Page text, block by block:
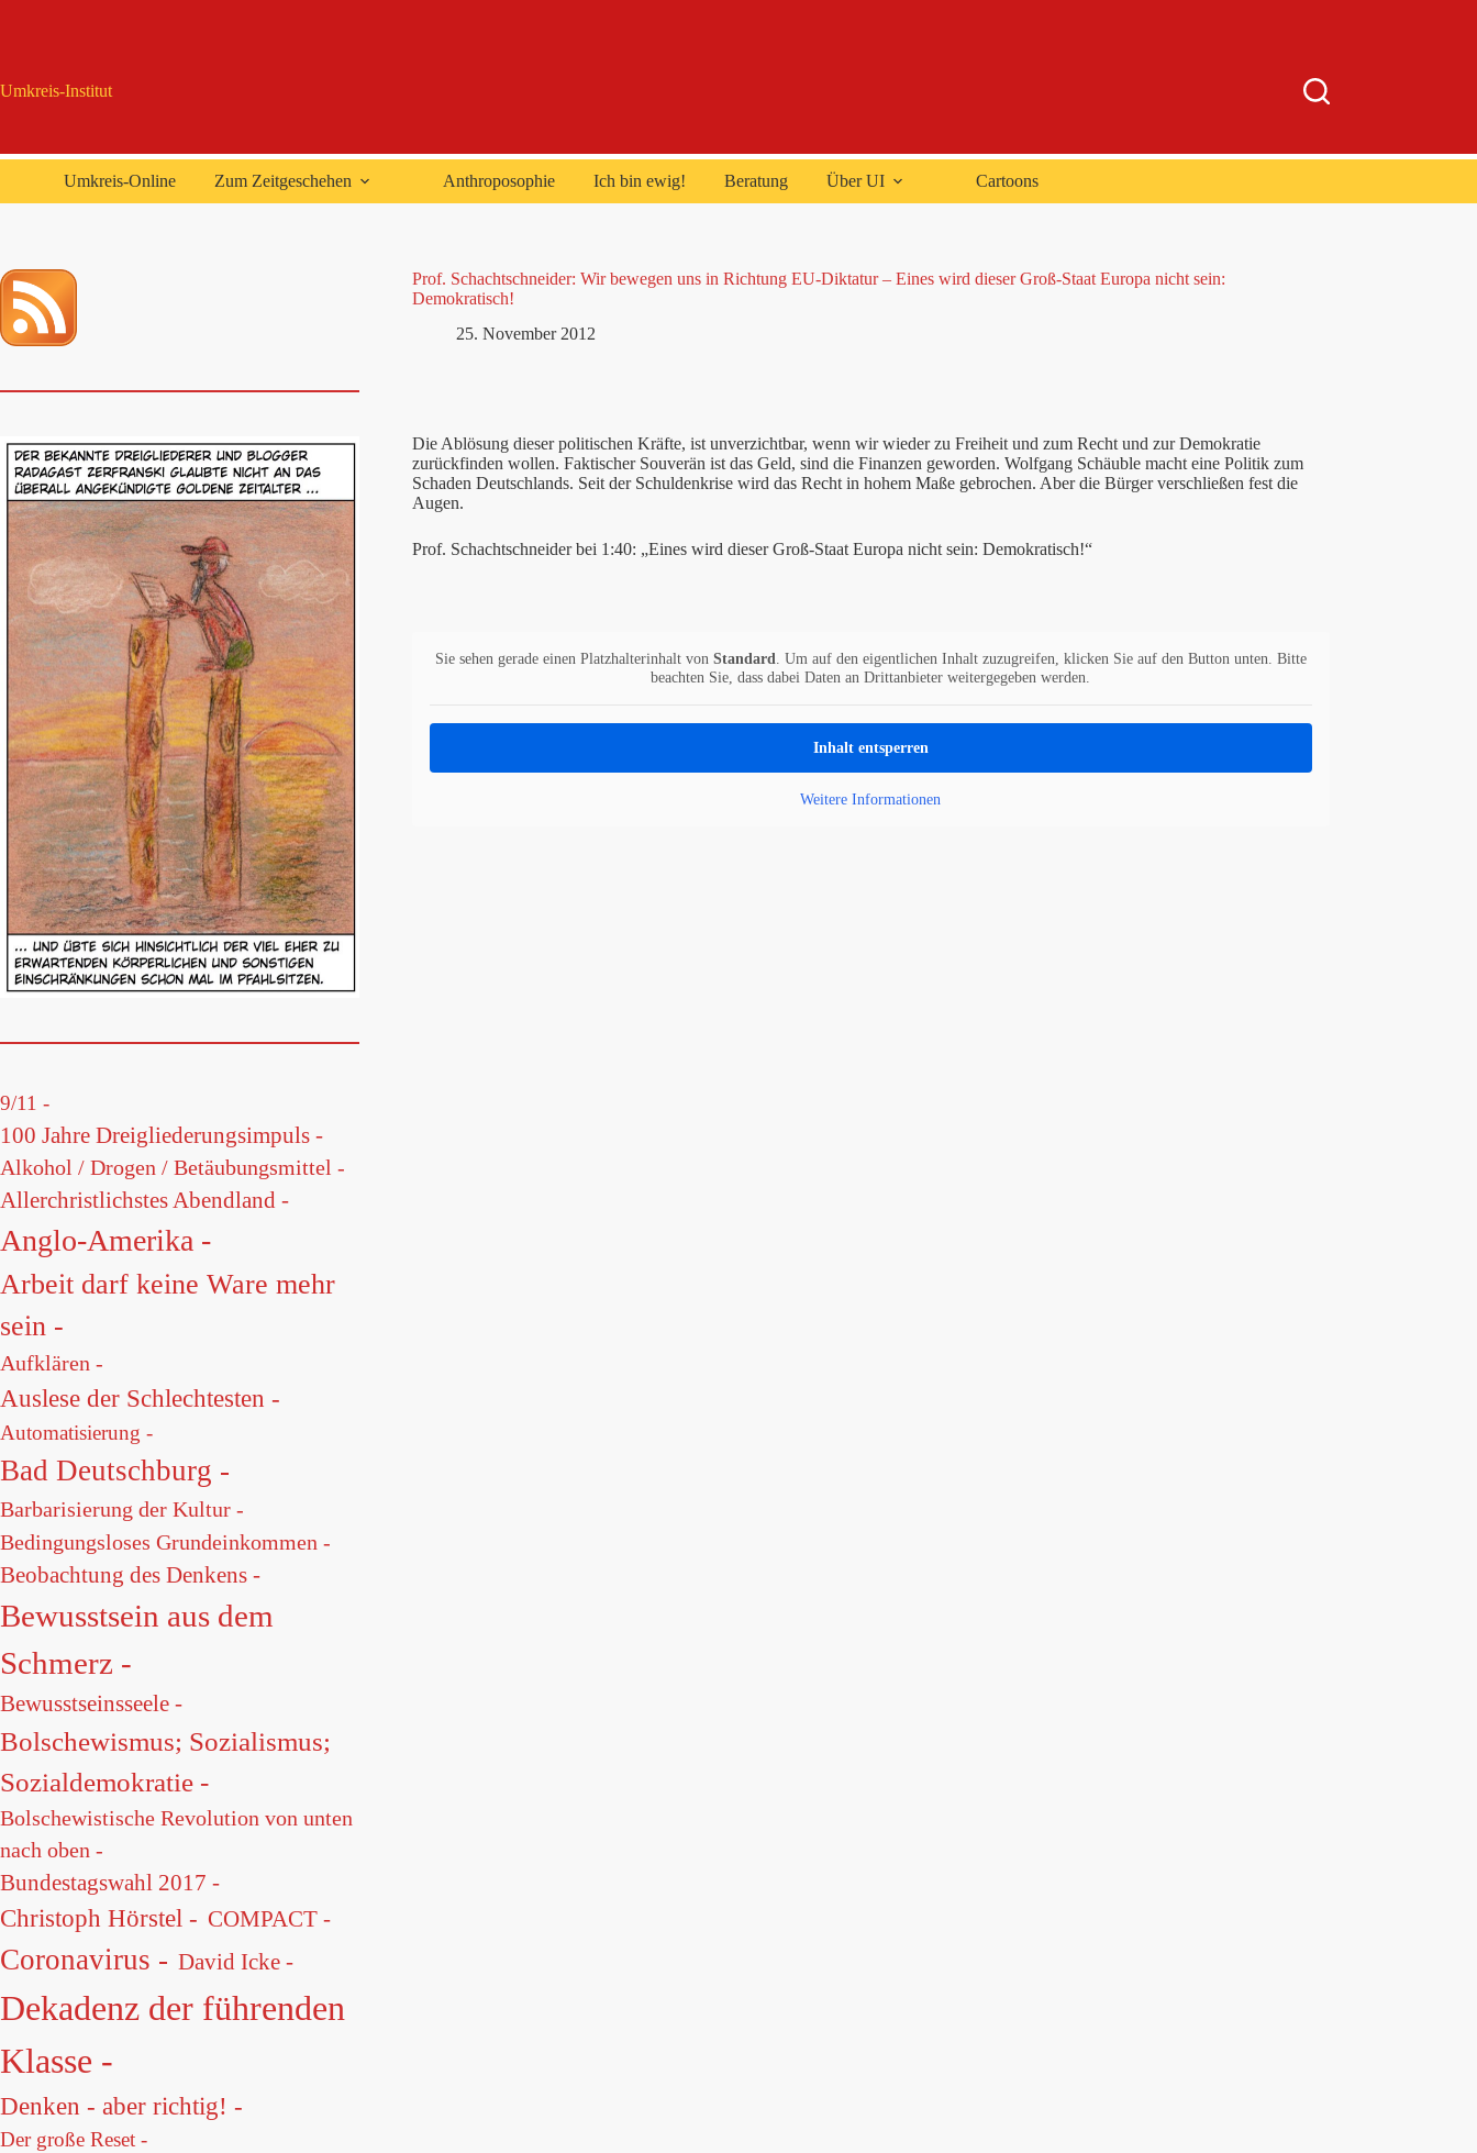
Umkreis-Institut
Umkreis-Online Zum Zeitgeschehen Anthroposophie Ich bin ewig! Beratung Über UI Cartoons
Prof. Schachtschneider: Wir bewegen uns in Richtung EU-Diktatur – Eines wird dieser Groß-Staat Europa nicht sein:
Demokratisch!
25. November 2012
Die Ablösung dieser politischen Kräfte, ist unverzichtbar, wenn wir wieder zu Freiheit und zum Recht und zur Demokratie
zurückfinden wollen. Faktischer Souverän ist das Geld, sind die Finanzen geworden. Wolfgang Schäuble macht eine Politik zum
Schaden Deutschlands. Seit der Schuldenkrise wird das Recht in hohem Maße gebrochen. Aber die Bürger verschließen fest die
Augen.
Prof. Schachtschneider bei 1:40: „Eines wird dieser Groß-Staat Europa nicht sein: Demokratisch!“
Sie sehen gerade einen Platzhalterinhalt von Standard. Um auf den eigentlichen Inhalt zuzugreifen, klicken Sie auf den Button unten. Bitte
beachten Sie, dass dabei Daten an Drittanbieter weitergegeben werden.
Inhalt entsperren
Weitere Informationen
9/11 -
100 Jahre Dreigliederungsimpuls -
Alkohol / Drogen / Betäubungsmittel -
Allerchristlichstes Abendland -
Anglo-Amerika -
Arbeit darf keine Ware mehr
sein -
Aufklären -
Auslese der Schlechtesten -
Automatisierung -
Bad Deutschburg -
Barbarisierung der Kultur -
Bedingungsloses Grundeinkommen -
Beobachtung des Denkens -
Bewusstsein aus dem
Schmerz -
Bewusstseinsseele -
Bolschewismus; Sozialismus;
Sozialdemokratie -
Bolschewistische Revolution von unten
nach oben -
Bundestagswahl 2017 -
Christoph Hörstel - COMPACT -
Coronavirus - David Icke -
Dekadenz der führenden
Klasse -
Denken - aber richtig! -
Der große Reset -